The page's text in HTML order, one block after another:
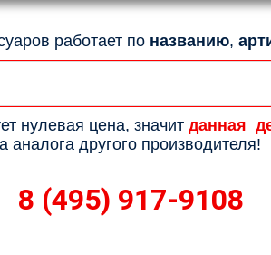
работает по названию,
нулевая цена, значит данная
аналога другого производителя!
8 (495) 917-9108